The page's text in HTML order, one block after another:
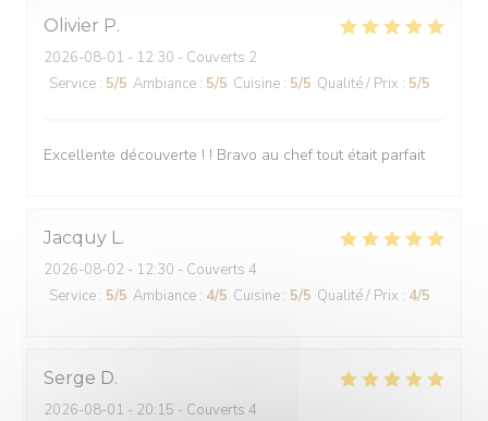
Olivier P
2026-08-01 - 12:30 - Couverts 2
Service : 5/5 Ambiance : 5/5 Cuisine : 5/5 Qualité / Prix : 5/5
Excellente découverte ! ! Bravo au chef tout était parfait
Jacquy L
2026-08-02 - 12:30 - Couverts 4
Service : 5/5 Ambiance : 4/5 Cuisine : 5/5 Qualité / Prix : 4/5
Serge D
2026-08-01 - 20:15 - Couverts 4